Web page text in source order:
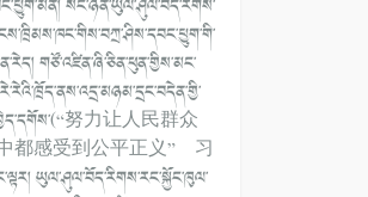
སང་ཉིན་ཡུལ་ཤུལ་བོད་རིགས་
གཙོ་འཛིན་ཞི་ཅིན་ཕུན་གྱིས་མང་
努力让人民群众
都感受到公平正义” 习
ཡུལ་ཤུལ་བོད་རིགས་རང་སྐྱོང་ཁུལ་